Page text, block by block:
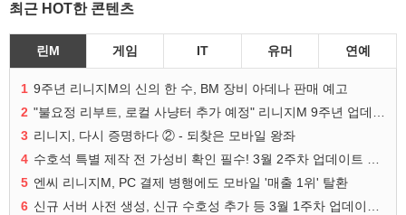
최근 HOT한 콘텐츠
린M 게임 IT 유머 연예
1 9주년 리니지M의 신의 한 수, BM 장비 아데나 판매 예고
2
"불요정 리부트, 로컬 사냥터 추가 예정" 리니지M 9주년 업데이트 예고
3 리니지, 다시 증명하다 ② - 되찾은 모바일 왕좌
4
수호석 특별 제작 전 가성비 확인 필수! 3월 2주차 업데이트 이슈
5 엔씨 리니지M, PC 결제 병행에도 모바일 '매출 1위' 탈환
6
신규 서버 사전 생성, 신규 수호성 추가 등 3월 1주차 업데이트 이슈